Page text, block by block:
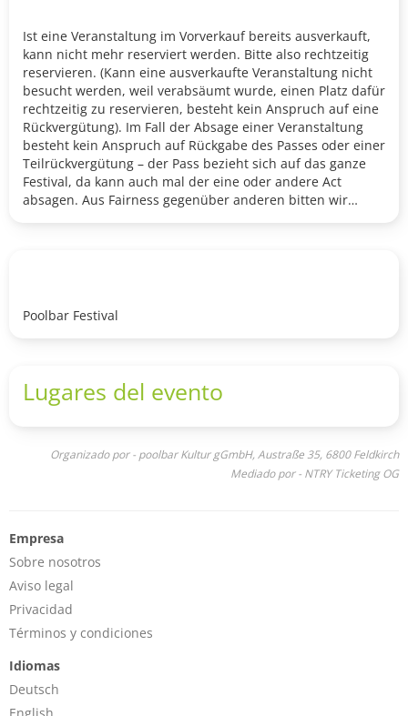
Ist eine Veranstaltung im Vorverkauf bereits ausverkauft,
kann nicht mehr reserviert werden. Bitte also rechtzeitig
reservieren. (Kann eine ausverkaufte Veranstaltung nicht
besucht werden, weil verabsäumt wurde, einen Platz dafür
rechtzeitig zu reservieren, besteht kein Anspruch auf eine
Rückvergütung). Im Fall der Absage einer Veranstaltung
besteht kein Anspruch auf Rückgabe des Passes oder einer
Teilrückvergütung – der Pass bezieht sich auf das ganze
Festival, da kann auch mal der eine oder andere Act
absagen. Aus Fairness gegenüber anderen bitten wir
Garderobe gratis nutzen.
Poolbar Festival
Lugares del evento
Organizado por - poolbar Kultur gGmbH, Austraße 35, 6800 Feldkirch
Mediado por - NTRY Ticketing OG
Empresa
Sobre nosotros
Aviso legal
Privacidad
Términos y condiciones
Idiomas
Deutsch